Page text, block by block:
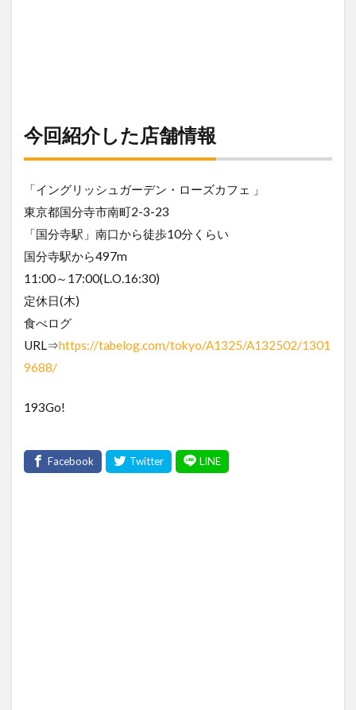
今回紹介した店舗情報
「イングリッシュガーデン・ローズカフェ 」
東京都国分寺市南町2-3-23
「国分寺駅」南口から徒歩10分くらい
国分寺駅から497m
11:00～17:00(L.O.16:30)
定休日(木)
食べログ
URL⇒https://tabelog.com/tokyo/A1325/A132502/1301
9688/
193Go!